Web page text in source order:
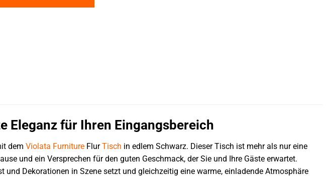
Eleganz für Ihren Eingangsbereich
dem Violata Furniture FlurTisch in edlem Schwarz. Dieser Tisch ist mehr als nur eine
und ein Versprechen für den guten Geschmack, der Sie und Ihre Gäste erwartet.
und Dekorationen in Szene setzt und gleichzeitig eine warme, einladende Atmosphäre